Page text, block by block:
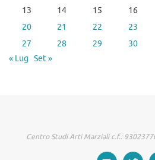
13
14 15 16
20
21 22 23
27
28 29 30
« Lug Set »
Centro Studi Arti Marziali c.f.: